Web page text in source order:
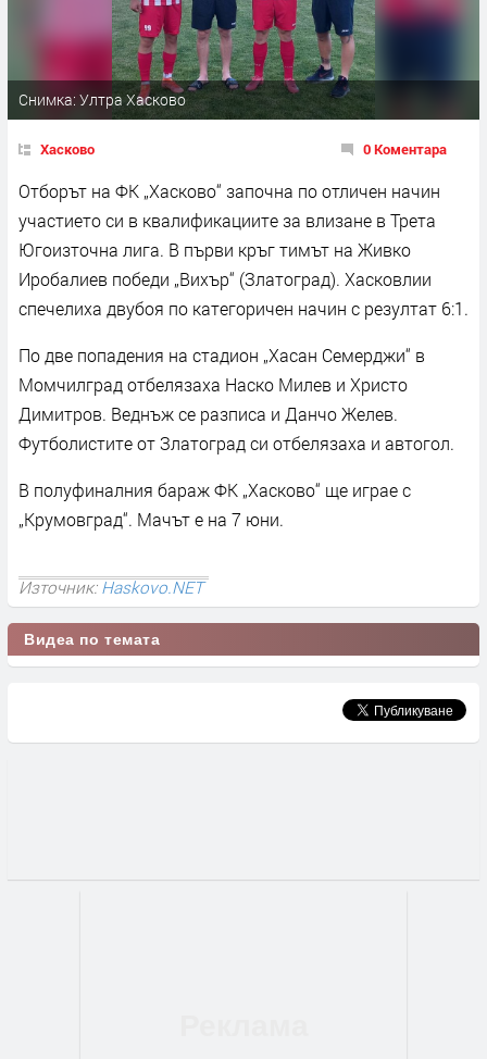
Снимка: Ултра Хасково
Хасково 0 Коментара
Отборът на ФК „Хасково“ започна по отличен начин
участието си в квалификациите за влизане в Трета
Югоизточна лига. В първи кръг тимът на Живко
Иробалиев победи „Вихър“ (Златоград). Хасковлии
спечелиха двубоя по категоричен начин с резултат 6:1.
По две попадения на стадион „Хасан Семерджи“ в
Момчилград отбелязаха Наско Милев и Христо
Димитров. Веднъж се разписа и Данчо Желев.
Футболистите от Златоград си отбелязаха и автогол.
В полуфиналния бараж ФК „Хасково“ ще играе с
„Крумовград“. Мачът е на 7 юни.
Източник:Haskovo.NET
Видеа по темата